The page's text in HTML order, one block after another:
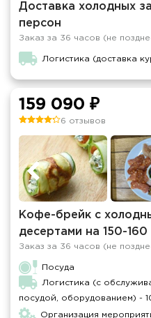
Доставка холодных
персон
Заказ за 36 часов (не
Логистика (доставка
159 090 ₽
6 отзывов
Кофе-брейк с
десертами на 150-160
Заказ за 36 часов (не
Посуда
Логистика (с
посудой, оборудованием) -
Организация